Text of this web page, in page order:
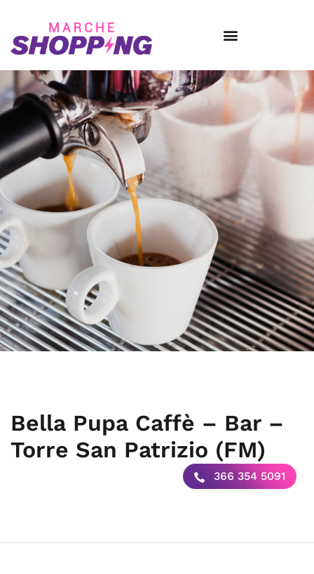
Bella Pupa Caffè – Bar –
Torre San Patrizio (FM)
366 354 5091